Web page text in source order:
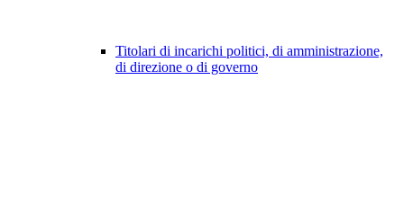
Titolari di incarichi politici, di amministrazione,
di direzione o di governo